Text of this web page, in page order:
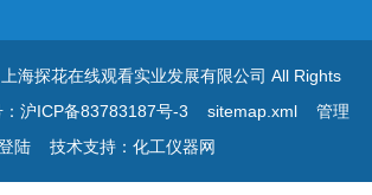
海探花在线观看实业发展有限公司 All Rights
：沪ICP备83783187号-3 sitemap.xml
管理
陆技术支持： 化工仪器网